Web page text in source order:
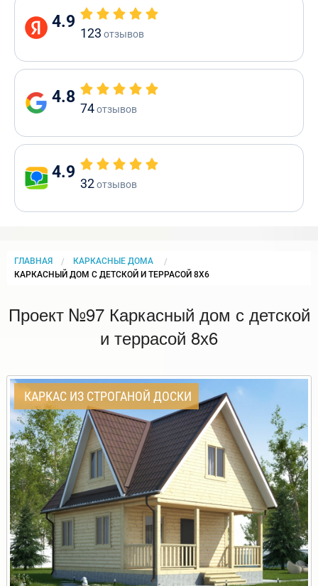
4.9
123 отзывов
4.8
74отзывов
4.9
32отзывов
ГЛАВНАЯ
КАРКАСНЫЕ ДОМА
CURRENT:
КАРКАСНЫЙ ДОМ С ДЕТСКОЙ И ТЕРРАСОЙ 8Х6
Проект №97 Каркасный дом с детской
и террасой 8х6
КАРКАС ИЗ СТРОГАНОЙ ДОСКИ